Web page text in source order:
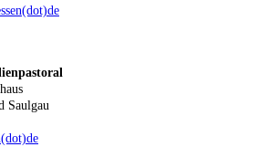
Saulgau